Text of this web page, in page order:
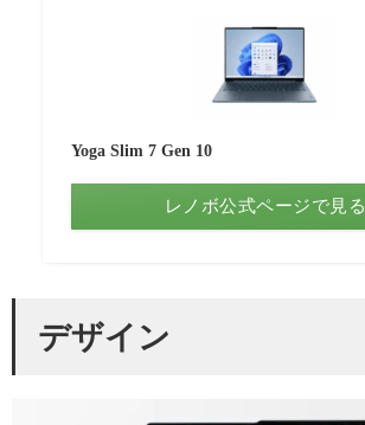
Yoga Slim 7 Gen 10
レノボ公式ページで見る
デザイン